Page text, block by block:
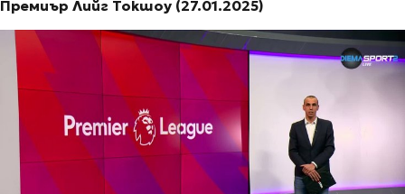
Премиър Лийг Токшоу (27.01.2025)